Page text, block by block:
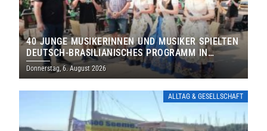
40 JUNGE MUSIKERINNEN UND MUSIKER SPIELTEN
DEUTSCH-BRASILIANISCHES PROGRAMM IN
THOLEY
Donnerstag, 6. August 2026
ALLTAG & GESELLSCHAFT